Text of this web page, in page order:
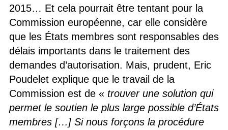
2015… Et cela pourrait être tentant pour la
Commission européenne, car elle considère
que les États membres sont responsables des
délais importants dans le traitement des
demandes d’autorisation. Mais, prudent, Eric
Poudelet explique que le travail de la
Commission est de « trouver une solution qui
permet le soutien le plus large possible d’États
membres […] Si nous forçons la procédure